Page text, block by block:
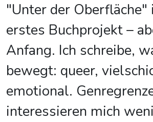
"Unter der Oberfläche"
erstes Buchprojekt –
Anfang. Ich schreibe,
bewegt: queer,
emotional.
interessieren mich